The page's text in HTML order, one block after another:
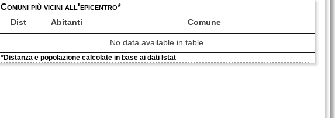
0.42 MNG
0.18 MND 54342
Comuni più vicini all'epicentro*
Dist Abitanti Comune
No data available in table
*Distanza e popolazione calcolate in base ai dati Istat